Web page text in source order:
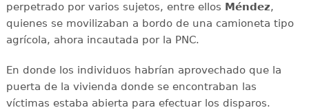
perpetrado por varios sujetos, entre ellos Méndez,
quienes se movilizaban a bordo de una camioneta tipo
agrícola, ahora incautada por la PNC.
En donde los individuos habrían aprovechado que la
puerta de la vivienda donde se encontraban las
víctimas estaba abierta para efectuar los disparos.